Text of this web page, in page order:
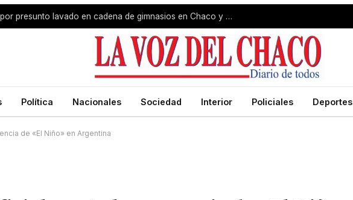
Megaoperativo por presunto lavado en cadena de gimnasios en Chaco y Corrientes
Política Nacionales Sociedad Interior Policiales Deportes
de «El Niño» en Argentina